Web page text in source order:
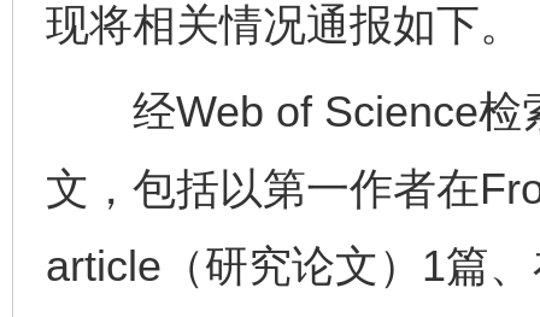
现将相关情况通报如下。
经Web of Science检
文，包括以第一作者在
article（研究论文）1篇